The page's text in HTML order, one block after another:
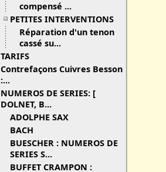
compensé ...
PETITES INTERVENTIONS
Réparation d'un tenon
cassé su...
TARIFS
Contrefaçons Cuivres Besson
:...
NUMEROS DE SERIES: [
DOLNET, B...
ADOLPHE SAX
BACH
BUESCHER : NUMEROS DE
SERIES S...
BUFFET CRAMPON :